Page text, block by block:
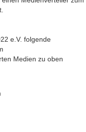
e.V. folgende
Medien zu oben